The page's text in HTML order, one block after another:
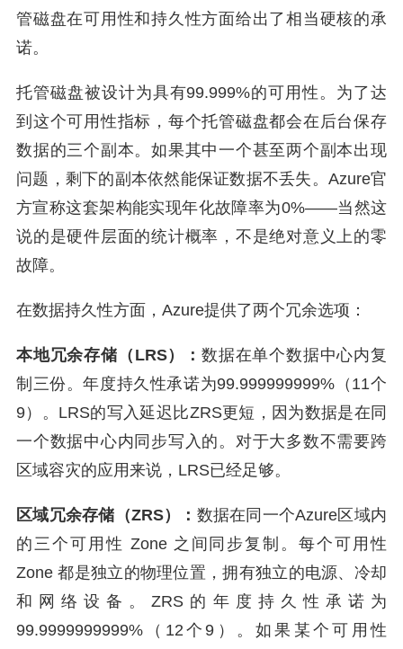
管磁盘在可用性和持久性方面给出了相当硬核的承
诺。
托管磁盘被设计为具有99.999%的可用性。为了达
到这个可用性指标，每个托管磁盘都会在后台保存
数据的三个副本。如果其中一个甚至两个副本出现
问题，剩下的副本依然能保证数据不丢失。Azure官
方宣称这套架构能实现年化故障率为0%——当然这
说的是硬件层面的统计概率，不是绝对意义上的零
故障。
在数据持久性方面，Azure提供了两个冗余选项：
本地冗余存储（LRS）： 数据在单个数据中心内复
制三份。年度持久性承诺为99.999999999%（11个
9）。LRS的写入延迟比ZRS更短，因为数据是在同
一个数据中心内同步写入的。对于大多数不需要跨
区域容灾的应用来说，LRS已经足够。
区域冗余存储（ZRS）： 数据在同一个Azure区域内
的三个可用性 Zone 之间同步复制。每个可用性
Zone 都是独立的物理位置，拥有独立的电源、冷却
和网络设备。ZRS的年度持久性承诺为
99.9999999999%（12个9）。如果某个可用性